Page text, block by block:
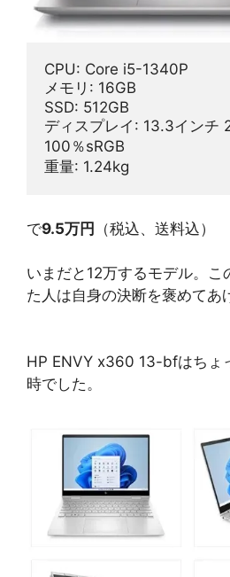
CPU: Core i5-1340P
メモリ: 16GB
SSD: 512GB
ディスプレイ: 13.3インチ
100％sRGB
重量: 1.24kg
で9.5万円 （税込、送料込）
いまだと12万するモデル。こ
た人は自身の決断を褒めてあ
HP ENVY x360 13-bfはちょ
時でした。